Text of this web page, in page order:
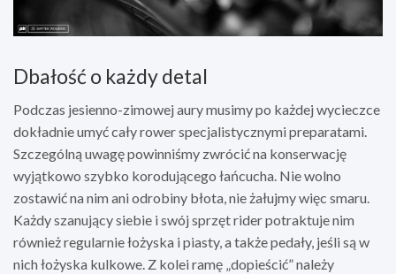
Dbałość o każdy detal
Podczas jesienno-zimowej aury musimy po każdej wycieczce
dokładnie umyć cały rower specjalistycznymi preparatami.
Szczególną uwagę powinniśmy zwrócić na konserwację
wyjątkowo szybko korodującego łańcucha. Nie wolno
zostawić na nim ani odrobiny błota, nie żałujmy więc smaru.
Każdy szanujący siebie i swój sprzęt rider potraktuje nim
również regularnie łożyska i piasty, a także pedały, jeśli są w
nich łożyska kulkowe. Z kolei ramę „dopieścić” należy